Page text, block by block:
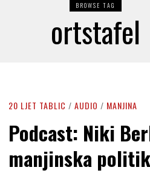
BROWSE TAG
ortstafel
20 LJET TABLIC / AUDIO / MANJINA
Podcast: Niki
manjinska